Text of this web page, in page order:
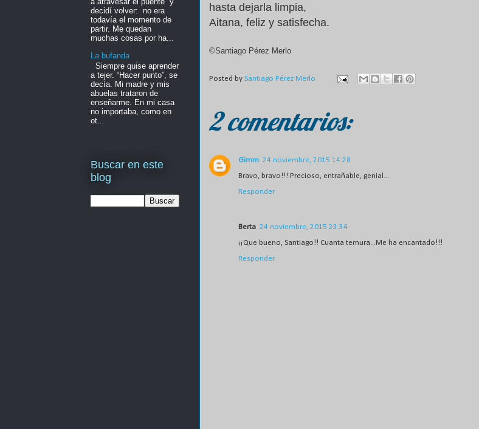
hasta dejarla limpia,
Aitana, feliz y satisfecha.
©Santiago Pérez Merlo
Posted by Santiago Pérez Merlo
2 comentarios:
Gimm 24 noviembre, 2015 14:28
Bravo, bravo!!! Precioso, entrañable, genial...
Responder
Berta 24 noviembre, 2015 23:34
¡¡Que bueno, Santiago!! Cuanta ternura...Me ha encantado!!!
Responder
decidí volver: no era
todavía el momento de
partir. Me quedan
muchas cosas por ha...
La bufanda
Siempre quise aprender
a tejer. “Hacer punto”, se
decía. Mi madre y mis
abuelas trataron de
enseñarme. En mi casa
no importaba, como en
ot...
Buscar en este
blog